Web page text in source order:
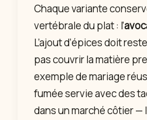
Chaque variante
vertébrale du plat : l’
L’ajout d’épices doit
pas couvrir la matière
exemple de mariage
fumée servie avec des
dans un marché côtier —